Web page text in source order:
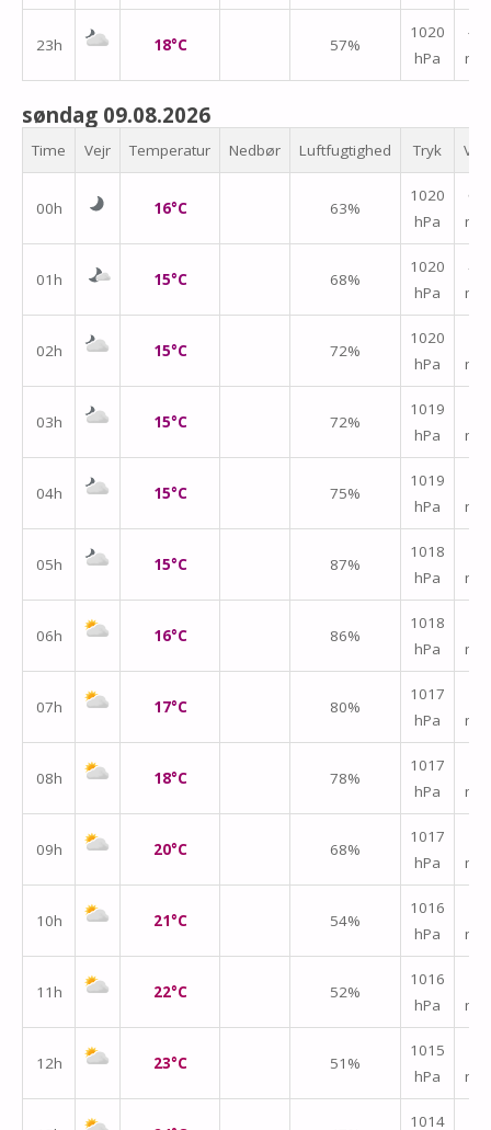
23h 18°C 57%
1020
hPa
↑
m/s
søndag 09.08.2026
Time Vejr Temperatur Nedbør Luftfugtighed Tryk
00h 16°C 63%
1020
hPa
↑
m/s
01h 15°C 68%
1020
hPa
↑
m/s
02h 15°C 72%
1020
hPa
m/s
03h 15°C 72%
1019
hPa
m/s
04h 15°C 75%
1019
hPa
m/s
05h 15°C 87%
1018
hPa
m/s
06h 16°C 86%
1018
hPa
m/s
07h 17°C 80%
1017
hPa
m/s
08h 18°C 78%
1017
hPa
m/s
09h 20°C 68%
1017
hPa
m/s
10h 21°C 54%
1016
hPa
m/s
11h 22°C 52%
1016
hPa
m/s
12h 23°C 51%
1015
hPa
m/s
1014